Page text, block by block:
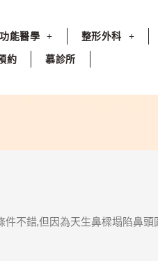
能醫學 整形外科
約 慕診所
不錯,但因為天生鼻樑塌陷鼻頭